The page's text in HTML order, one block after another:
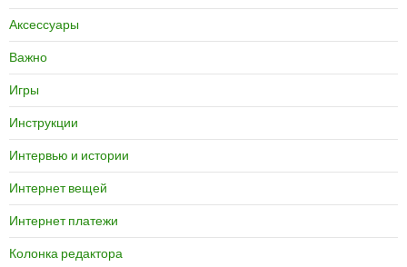
Аксессуары
Важно
Игры
Инструкции
Интервью и истории
Интернет вещей
Интернет платежи
Колонка редактора